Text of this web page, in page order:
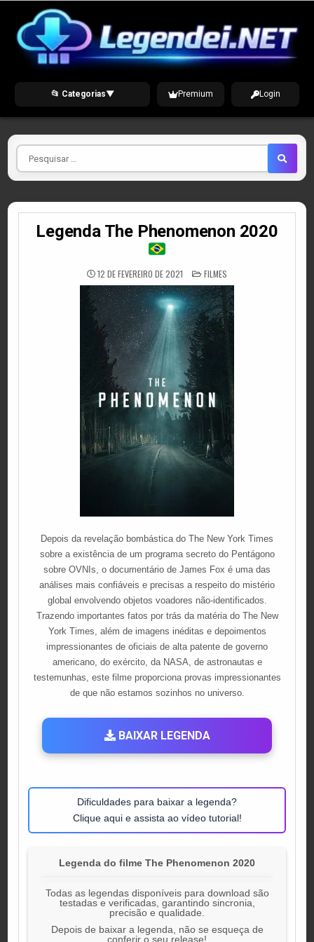
content
📂 Categorias▼ Premium Login
Pesquisar
por
Legenda The Phenomenon 2020
12 DE FEVEREIRO DE 2021 POSTED
IN
FILMES
Depois da revelação bombástica do The New York Times
sobre a existência de um programa secreto do Pentágono
sobre OVNIs, o documentário de James Fox é uma das
análises mais confiáveis e precisas a respeito do mistério
global envolvendo objetos voadores não-identificados.
Trazendo importantes fatos por trás da matéria do The New
York Times, além de imagens inéditas e depoimentos
impressionantes de oficiais de alta patente de governo
americano, do exército, da NASA, de astronautas e
testemunhas, este filme proporciona provas impressionantes
de que não estamos sozinhos no universo.
BAIXAR LEGENDA
Dificuldades para baixar a legenda?
Clique aqui e assista ao vídeo tutorial!
Legenda do filme The Phenomenon 2020
Todas as legendas disponíveis para download são
testadas e verificadas, garantindo sincronia,
precisão e qualidade.
Depois de baixar a legenda, não se esqueça de
conferir o seu release!